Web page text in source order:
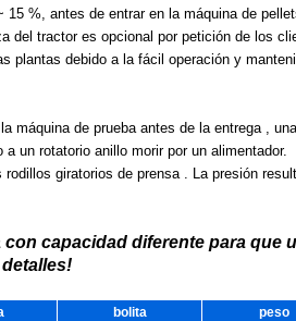
%, antes de entrar en la máquina de
tractor es opcional por petición de los
plantas debido a la fácil operación y
máquina de prueba antes de la entrega ,
un rotatorio anillo morir por un alimentador.
giratorios de prensa . La presión
capacidad diferente para
bolita peso